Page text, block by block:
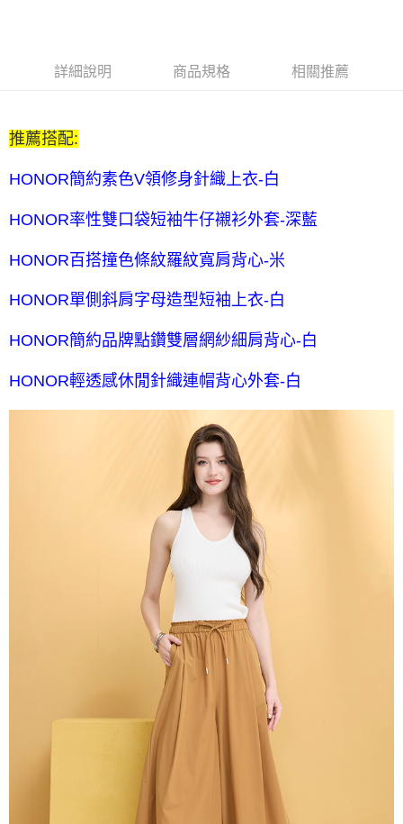
7-11取貨付款-訂單滿 $2000 元即享免運服務-未滿則另收 $80
7-11付款後取貨-訂單滿 $2000 元即享免運服務-未滿則另收
$80 元物流費
宅配送到家-訂單滿 $2000 元即享免運服務-未滿則另收 $120 元物
流費
詳細說明 商品規格 相關推薦
推薦搭配:
HONOR簡約素色V領修身針織上衣-白
HONOR率性雙口袋短袖牛仔襯衫外套-深藍
HONOR百搭撞色條紋羅紋寬肩背心-米
HONOR單側斜肩字母造型短袖上衣-白
HONOR簡約品牌點鑽雙層網紗細肩背心-白
HONOR輕透感休閒針織連帽背心外套-白